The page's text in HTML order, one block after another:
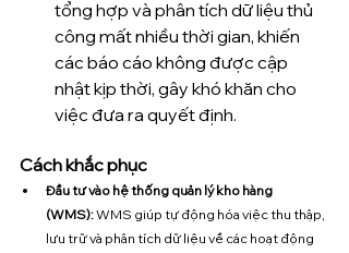
tổng hợp và phân tích dữ liệu thủ
công mất nhiều thời gian, khiến
các báo cáo không được cập
nhật kịp thời, gây khó khăn cho
việc đưa ra quyết định.
Cách khắc phục
Đầu tư vào hệ thống quản lý kho hàng
(WMS): WMS giúp tự động hóa việc thu thập,
lưu trữ và phân tích dữ liệu về các hoạt động